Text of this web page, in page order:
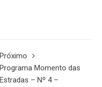
Próximo
Programa Momento das
Estradas – Nº 4 –